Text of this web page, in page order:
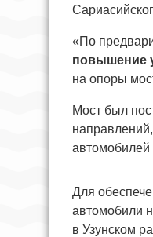
«По
повышение
на опоры
Мост был
автомобилей
Для
автомобили
в Узунском